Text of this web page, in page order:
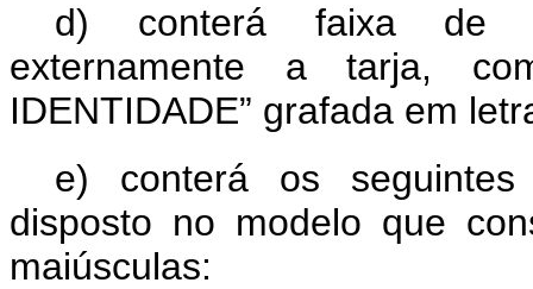
d) conterá faixa de
externamente a tarja,
IDENTIDADE” grafada em
e) conterá os
disposto no modelo que
maiúsculas: